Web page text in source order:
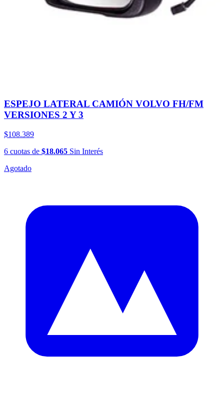
ESPEJO LATERAL CAMIÓN VOLVO FH/FM
VERSIONES 2 Y 3
$108.389
6 cuotas de $18.065 Sin Interés
Agotado